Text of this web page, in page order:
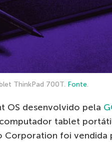
ThinkPad 700T. Fonte.
OS desenvolvido pela
tablet
Corporation foi vendida